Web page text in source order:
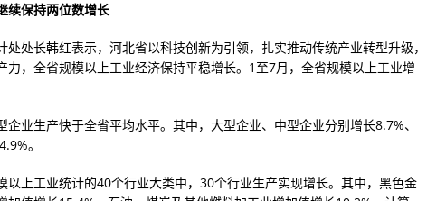
续保持两位数增长
处处长韩红表示，河北省以科技创新为引领，扎实推动传统产业转型升级，
力，全省规模以上工业经济保持平稳增长。1至7月，全省规模以上工业增
企业生产快于全省平均水平。其中，大型企业、中型企业分别增长8.7%、
。
以上工业统计的40个行业大类中，30个行业生产实现增长。其中，黑色金